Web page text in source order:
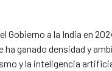
a la India en
ganado densidad y
y la inteligencia